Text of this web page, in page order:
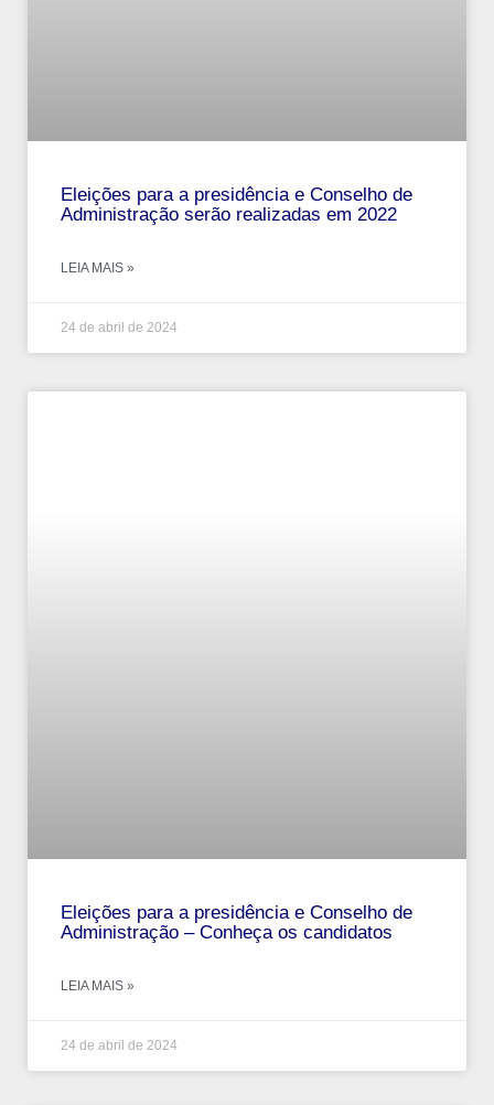
Eleições para a presidência e Conselho de
Administração serão realizadas em 2022
LEIA MAIS »
24 de abril de 2024
Eleições para a presidência e Conselho de
Administração – Conheça os candidatos
LEIA MAIS »
24 de abril de 2024